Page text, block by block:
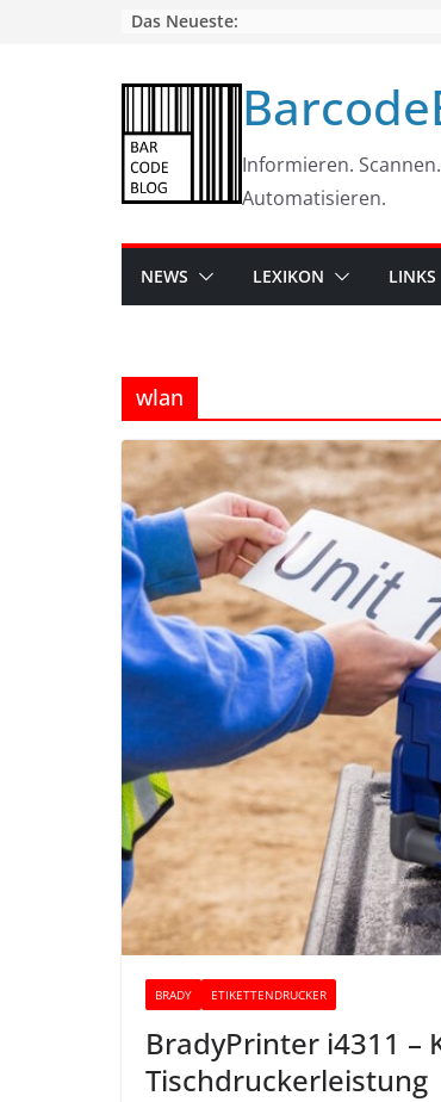
Das Neueste:
Informieren. Scannen.
Automatisieren.
NEWS LEXIKON LINKS
wlan
BRADY ETIKETTENDRUCKER
BradyPrinter i4311
Tischdruckerleistung